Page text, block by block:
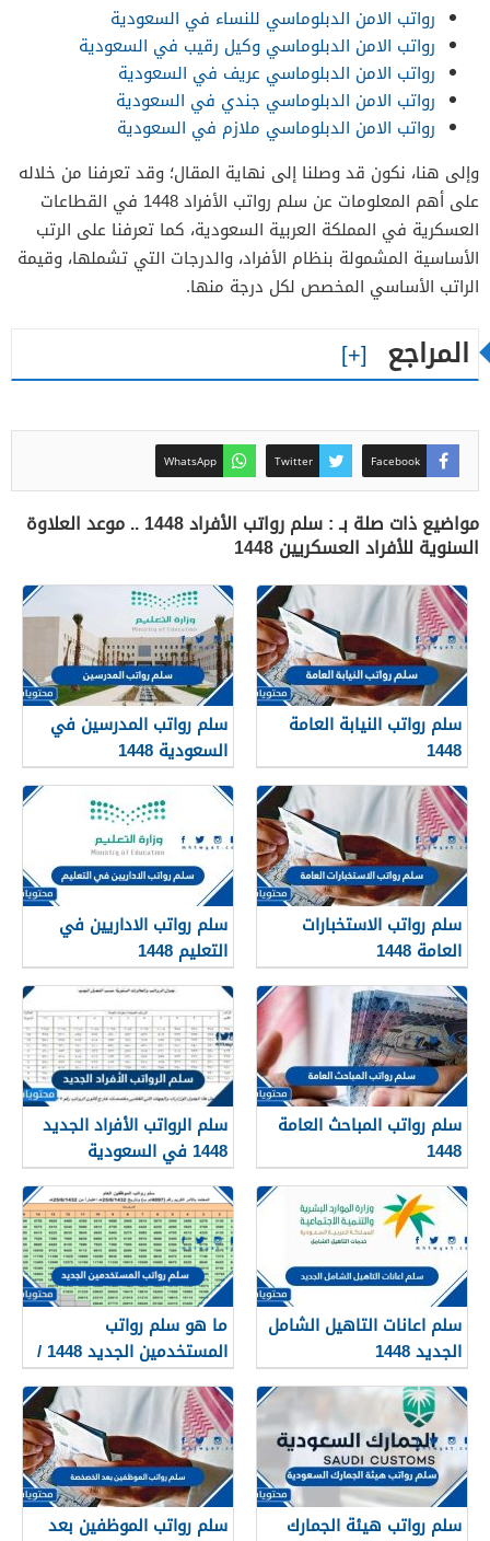
رواتب الامن الدبلوماسي للنساء في السعودية
رواتب الامن الدبلوماسي وكيل رقيب في السعودية
رواتب الامن الدبلوماسي عريف في السعودية
رواتب الامن الدبلوماسي جندي في السعودية
رواتب الامن الدبلوماسي ملازم في السعودية
وإلى هنا، نكون قد وصلنا إلى نهاية المقال؛ وقد تعرفنا من خلاله
على أهم المعلومات عن سلم رواتب الأفراد 1448 في القطاعات
العسكرية في المملكة العربية السعودية، كما تعرفنا على الرتب
الأساسية المشمولة بنظام الأفراد، والدرجات التي تشملها، وقيمة
الراتب الأساسي المخصص لكل درجة منها.
المراجع
Facebook
Twitter
WhatsApp
مواضيع ذات صلة بـ : سلم رواتب الأفراد 1448 .. موعد العلاوة
السنوية للأفراد العسكريين 1448
سلم رواتب النيابة العامة
1448
سلم رواتب المدرسين في
السعودية 1448
سلم رواتب الاستخبارات
العامة 1448
سلم رواتب الاداريين في
التعليم 1448
سلم رواتب المباحث العامة
1448
سلم الرواتب الأفراد الجديد
1448 في السعودية
سلم اعانات التاهيل الشامل
الجديد 1448
ما هو سلم رواتب
المستخدمين الجديد 1448 /
2026
سلم رواتب هيئة الجمارك
سلم رواتب الموظفين بعد